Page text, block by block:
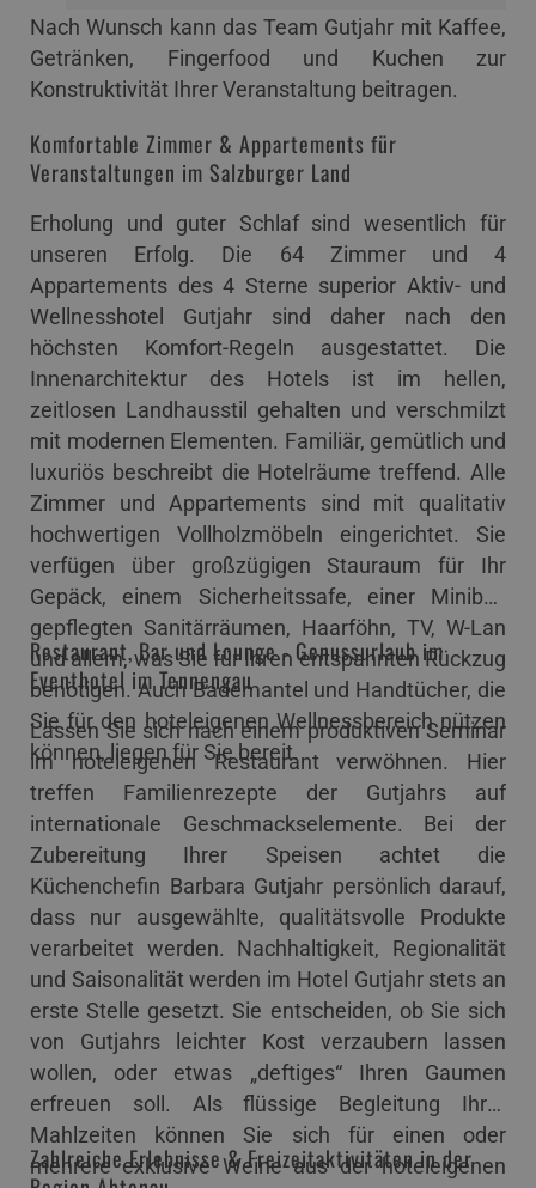
Nach Wunsch kann das Team Gutjahr mit Kaffee,
Getränken, Fingerfood und Kuchen zur
Konstruktivität Ihrer Veranstaltung beitragen.
Komfortable Zimmer & Appartements für
Veranstaltungen im Salzburger Land
Erholung und guter Schlaf sind wesentlich für
unseren Erfolg. Die 64 Zimmer und 4
Appartements des 4 Sterne superior Aktiv- und
Wellnesshotel Gutjahr sind daher nach den
höchsten Komfort-Regeln ausgestattet. Die
Innenarchitektur des Hotels ist im hellen,
zeitlosen Landhausstil gehalten und verschmilzt
mit modernen Elementen. Familiär, gemütlich und
luxuriös beschreibt die Hotelräume treffend. Alle
Zimmer und Appartements sind mit qualitativ
hochwertigen Vollholzmöbeln eingerichtet. Sie
verfügen über großzügigen Stauraum für Ihr
Gepäck, einem Sicherheitssafe, einer Minibar,
gepflegten Sanitärräumen, Haarföhn, TV, W-Lan
und allem, was Sie für Ihren entspannten Rückzug
benötigen. Auch Bademantel und Handtücher, die
Sie für den hoteleigenen Wellnessbereich nützen
können, liegen für Sie bereit.
Restaurant, Bar und Lounge - Genussurlaub im
Eventhotel im Tennengau
Lassen Sie sich nach einem produktiven Seminar
im hoteleigenen Restaurant verwöhnen. Hier
treffen Familienrezepte der Gutjahrs auf
internationale Geschmackselemente. Bei der
Zubereitung Ihrer Speisen achtet die
Küchenchefin Barbara Gutjahr persönlich darauf,
dass nur ausgewählte, qualitätsvolle Produkte
verarbeitet werden. Nachhaltigkeit, Regionalität
und Saisonalität werden im Hotel Gutjahr stets an
erste Stelle gesetzt. Sie entscheiden, ob Sie sich
von Gutjahrs leichter Kost verzaubern lassen
wollen, oder etwas „deftiges“ Ihren Gaumen
erfreuen soll. Als flüssige Begleitung Ihrer
Mahlzeiten können Sie sich für einen oder
mehrere exklusive Weine aus der hoteleigenen
Zahlreiche Erlebnisse & Freizeitaktivitäten in der